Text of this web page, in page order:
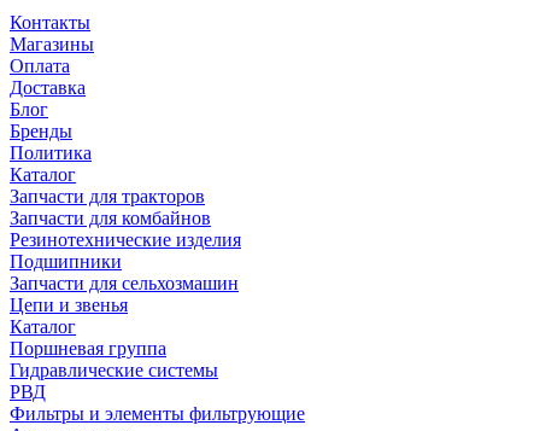
Контакты
Магазины
Оплата
Доставка
Блог
Бренды
Политика
Каталог
Запчасти для тракторов
Запчасти для комбайнов
Резинотехнические изделия
Подшипники
Запчасти для сельхозмашин
Цепи и звенья
Каталог
Поршневая группа
Гидравлические системы
РВД
Фильтры и элементы фильтрующие